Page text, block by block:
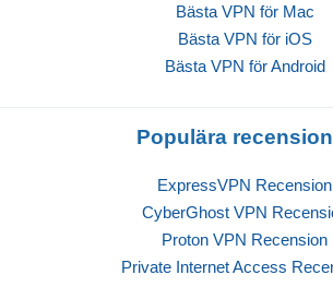
Bästa VPN för Mac
Bästa VPN för iOS
Bästa VPN för Android
Populära
ExpressVPN Recension
CyberGhost VPN
Proton VPN Recension
Private Internet Access